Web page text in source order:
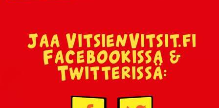
Jaa VitsienVitsit.fi
Facebookissa &
Twitterissä: